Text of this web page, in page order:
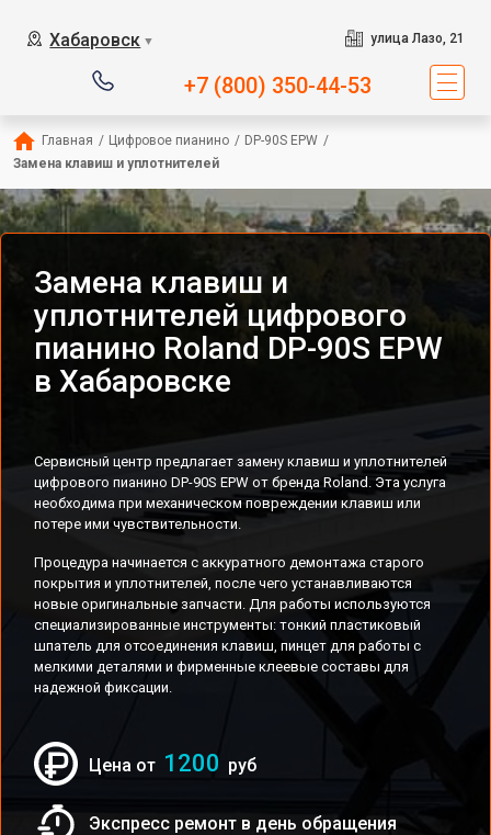
Хабаровск ▼ улица Лазо, 21
+7 (800) 350-44-53
Главная / Цифровое пианино / DP-90S EPW /
Замена клавиш и уплотнителей
Замена клавиш и
уплотнителей цифрового
пианино Roland DP-90S EPW
в Хабаровске
Сервисный центр предлагает замену клавиш и уплотнителей
цифрового пианино DP-90S EPW от бренда Roland. Эта услуга
необходима при механическом повреждении клавиш или
потере ими чувствительности.
Процедура начинается с аккуратного демонтажа старого
покрытия и уплотнителей, после чего устанавливаются
новые оригинальные запчасти. Для работы используются
специализированные инструменты: тонкий пластиковый
шпатель для отсоединения клавиш, пинцет для работы с
мелкими деталями и фирменные клеевые составы для
надежной фиксации.
Цена от 1200 руб
Экспресс ремонт в день обращения